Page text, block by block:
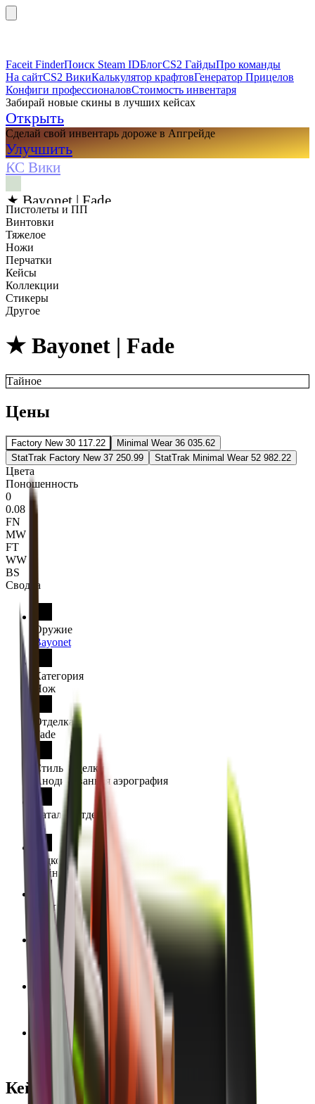
Faceit FinderПоиск Steam IDБлогCS2 ГайдыПро команды
На сайтCS2 ВикиКалькулятор крафтовГенератор Прицелов
Конфиги профессионаловСтоимость инвентаря
Забирай новые скины в лучших кейсах
Открыть
Сделай свой инвентарь дороже в Апгрейде
Улучшить
КС Вики
★ Bayonet | Fade
Пистолеты и ПП
Винтовки
Тяжелое
Ножи
Перчатки
Кейсы
Коллекции
Стикеры
Другое
★ Bayonet | Fade
Тайное
Цены
Factory New 30 117.22 Minimal Wear 36 035.62
StatTrak Factory New 37 250.99 StatTrak Minimal Wear 52 982.22
Цвета
Поношенность
0
0.08
FN
MW
FT
WW
BS
Сводка
Оружие
Bayonet
Категория
Нож
Отделка
Fade
Стиль отделки
Анодированная аэрография
Каталог отделки
38
Редкость
Тайное
Диапазон Float
0 - 0.08
Дата выпуска
12 августа 2013 г.
Команда
Обе команды
Версия модели
Кейсы